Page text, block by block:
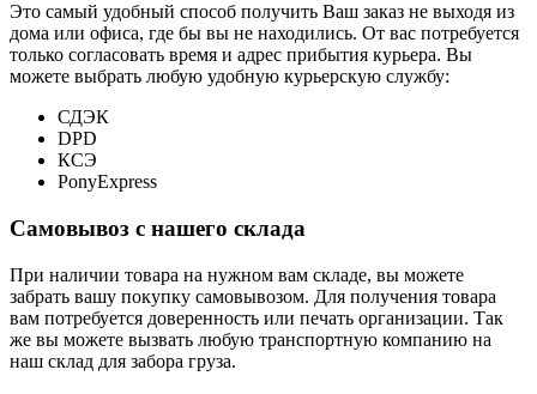
Это самый удобный способ получить Ваш заказ не выходя из
дома или офиса, где бы вы не находились. От вас потребуется
только согласовать время и адрес прибытия курьера. Вы
можете выбрать любую удобную курьерскую службу:
СДЭК
DPD
КСЭ
PonyExpress
Самовывоз с нашего склада
При наличии товара на нужном вам складе, вы можете
забрать вашу покупку самовывозом. Для получения товара
вам потребуется доверенность или печать организации. Так
же вы можете вызвать любую транспортную компанию на
наш склад для забора груза.